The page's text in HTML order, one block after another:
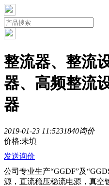
整流器、整流
器、高频整流
器
2019-01-23 11:5231840询价
价格:未填
发送询价
公司专业生产“GGDF”及
源，直流稳压稳流电源，真空